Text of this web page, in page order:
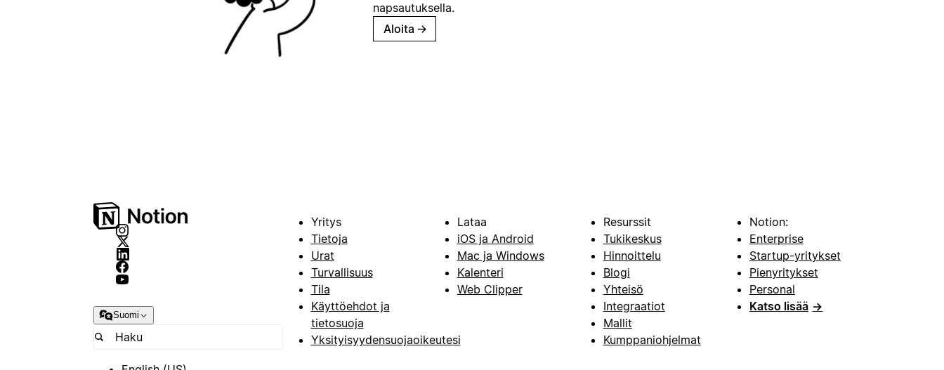
napsautuksella.
Aloita →
Suomi
Yritys
Tietoja
Urat
Turvallisuus
Tila
Käyttöehdot ja
tietosuoja
Yksityisyydensuojaoikeutesi
Lataa
iOS ja Android
Mac ja Windows
Kalenteri
Web Clipper
Resurssit
Tukikeskus
Hinnoittelu
Blogi
Yhteisö
Integraatiot
Mallit
Kumppaniohjelmat
Notion:
Enterprise
Startup-yritykset
Pienyritykset
Personal
Katso lisää →